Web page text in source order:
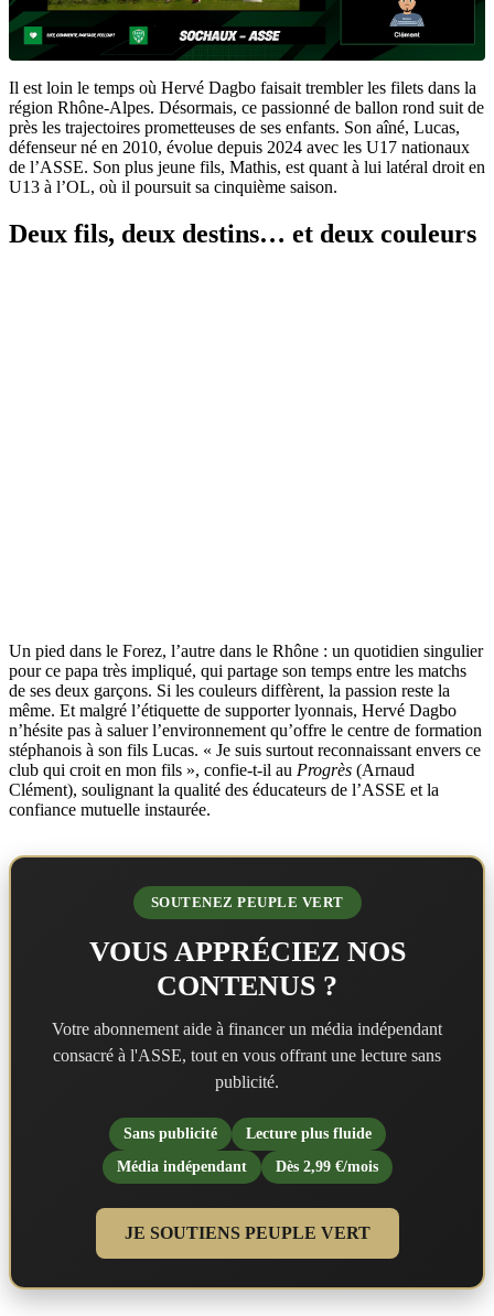
Il est loin le temps où Hervé Dagbo faisait trembler les filets dans la
région Rhône-Alpes. Désormais, ce passionné de ballon rond suit de
près les trajectoires prometteuses de ses enfants. Son aîné, Lucas,
défenseur né en 2010, évolue depuis 2024 avec les U17 nationaux
de l’ASSE. Son plus jeune fils, Mathis, est quant à lui latéral droit en
U13 à l’OL, où il poursuit sa cinquième saison.
Deux fils, deux destins… et deux couleurs
Un pied dans le Forez, l’autre dans le Rhône : un quotidien singulier
pour ce papa très impliqué, qui partage son temps entre les matchs
de ses deux garçons. Si les couleurs diffèrent, la passion reste la
même. Et malgré l’étiquette de supporter lyonnais, Hervé Dagbo
n’hésite pas à saluer l’environnement qu’offre le centre de formation
stéphanois à son fils Lucas. « Je suis surtout reconnaissant envers ce
club qui croit en mon fils », confie-t-il au Progrès (Arnaud
Clément), soulignant la qualité des éducateurs de l’ASSE et la
confiance mutuelle instaurée.
SOUTENEZ PEUPLE VERT
VOUS APPRÉCIEZ NOS
CONTENUS ?
Votre abonnement aide à financer un média indépendant
consacré à l'ASSE, tout en vous offrant une lecture sans
publicité.
Sans publicité
Lecture plus fluide
Média indépendant
Dès 2,99 €/mois
JE SOUTIENS PEUPLE VERT